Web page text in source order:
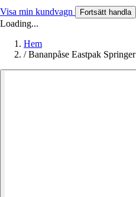
Visa min kundvagn Fortsätt handla
Loading...
Hem
/ Bananpåse Eastpak Springer